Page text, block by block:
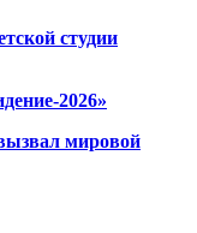
студии
2026»
мировой